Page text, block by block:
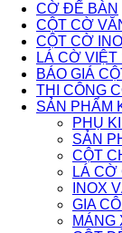
CỜ ĐỂ BÀN
CỘT CỜ
CỘT CỜ
LÁ CỜ VIỆT
BÁO GIÁ
THI CÔNG
SẢN PHẨM
PHỤ
SẢN
CỘT
LÁ
INOX
GIA
MÁNG